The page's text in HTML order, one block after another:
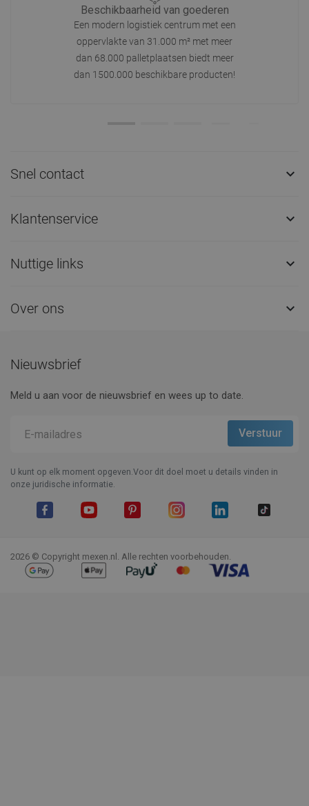
Beschikbaarheid van goederen
Een modern logistiek centrum met een
oppervlakte van 31.000 m² met meer
dan 68.000 palletplaatsen biedt meer
dan 1500.000 beschikbare producten!
Snel contact 
Klantenservice 
Nuttige links 
Over ons 
Nieuwsbrief
Meld u aan voor de nieuwsbrief en wees up to date.
U kunt op elk moment opgeven.Voor dit doel moet u details vinden in
onze juridische informatie.
2026 © Copyright mexen.nl. Alle rechten voorbehouden.